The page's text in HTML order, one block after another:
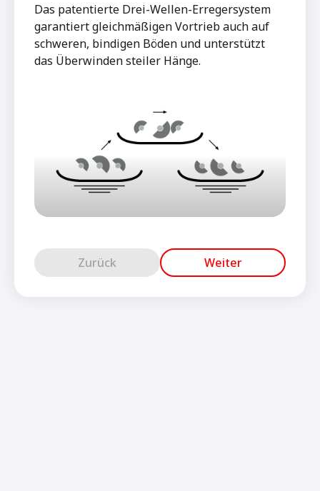
Das patentierte Drei-Wellen-Erregersystem
garantiert gleichmäßigen Vortrieb auch auf
schweren, bindigen Böden und unterstützt
das Überwinden steiler Hänge.
Zurück Weiter